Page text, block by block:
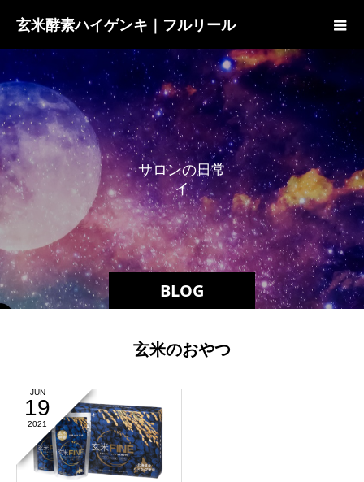
玄米酵素ハイゲンキ｜フルリール
BLOG
サロンの日常
イベン
玄米のおやつ
JUN
19
2021